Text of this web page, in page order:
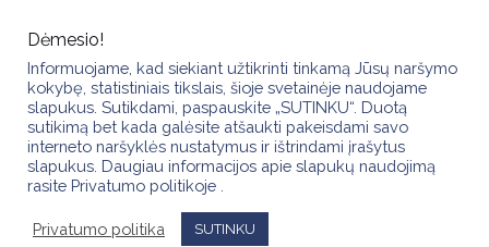
content
IMG_4953
Dėmesio!
Informuojame, kad siekiant užtikrinti tinkamą Jūsų naršymo
kokybę, statistiniais tikslais, šioje svetainėje naudojame
slapukus. Sutikdami, paspauskite „SUTINKU“. Duotą
sutikimą bet kada galėsite atšaukti pakeisdami savo
interneto naršyklės nustatymus ir ištrindami įrašytus
slapukus. Daugiau informacijos apie slapukų naudojimą
rasite Privatumo politikoje .
Privatumo politika SUTINKU